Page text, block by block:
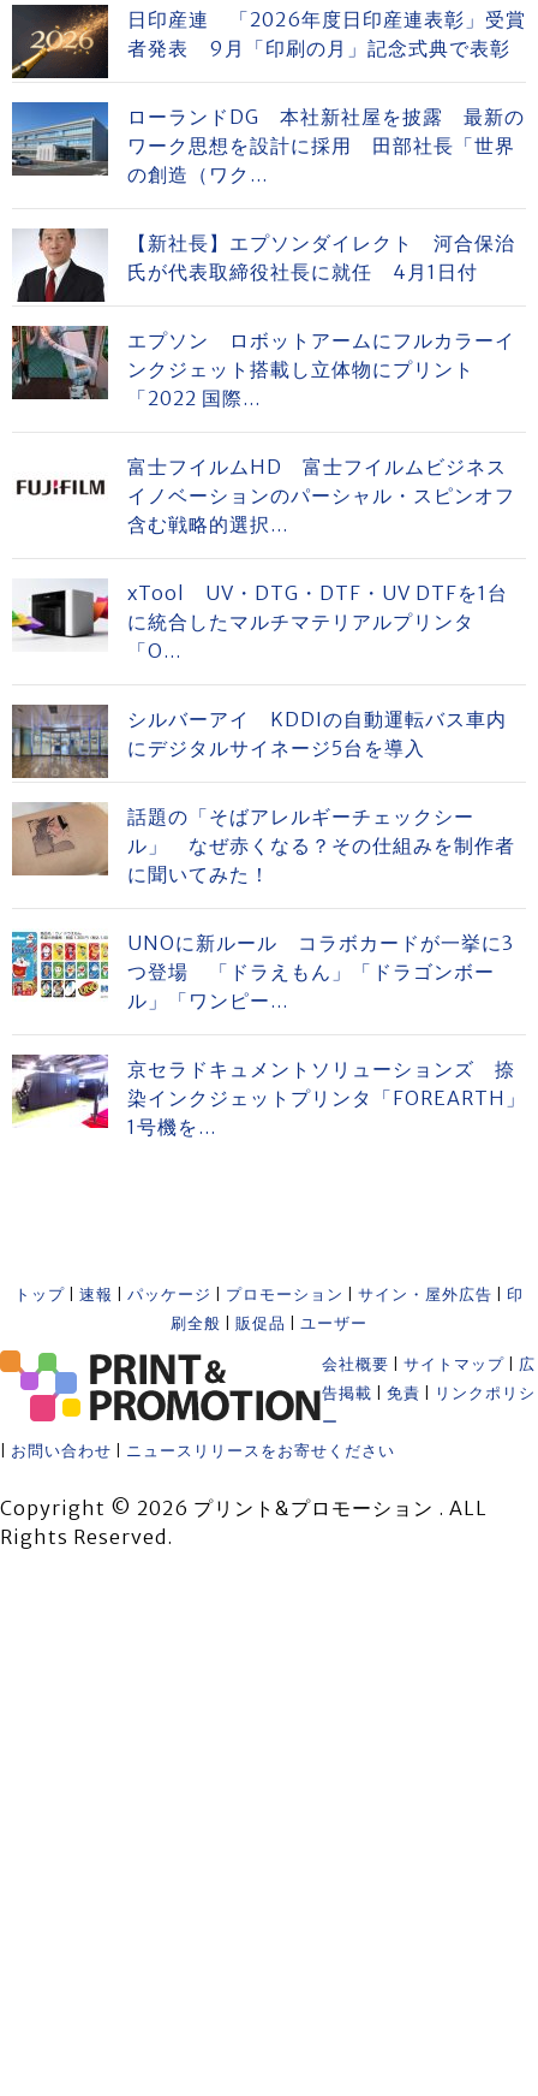
日印産連 「2026年度日印産連表彰」受賞
者発表 9月「印刷の月」記念式典で表彰
ローランドDG 本社新社屋を披露 最新の
ワーク思想を設計に採用 田部社長「世界
の創造（ワク...
【新社長】エプソンダイレクト 河合保治
氏が代表取締役社長に就任 4月1日付
エプソン ロボットアームにフルカラーイ
ンクジェット搭載し立体物にプリント
「2022 国際...
富士フイルムHD 富士フイルムビジネス
イノベーションのパーシャル・スピンオフ
含む戦略的選択...
xTool UV・DTG・DTF・UV DTFを1台
に統合したマルチマテリアルプリンタ
「O...
シルバーアイ KDDIの自動運転バス車内
にデジタルサイネージ5台を導入
話題の「そばアレルギーチェックシー
ル」 なぜ赤くなる？その仕組みを制作者
に聞いてみた！
UNOに新ルール コラボカードが一挙に3
つ登場 「ドラえもん」「ドラゴンボー
ル」「ワンピー...
京セラドキュメントソリューションズ 捺
染インクジェットプリンタ「FOREARTH」
1号機を...
トップ 速報 パッケージ プロモーション サイン・屋外広告
印
刷全般
販促品 ユーザー
会社概要 サイトマップ
広
告掲載
免責
リンクポリシ
ー
お問い合わせ ニュースリリースをお寄せください
Copyright © 2026 プリント&プロモーション . ALL
Rights Reserved.